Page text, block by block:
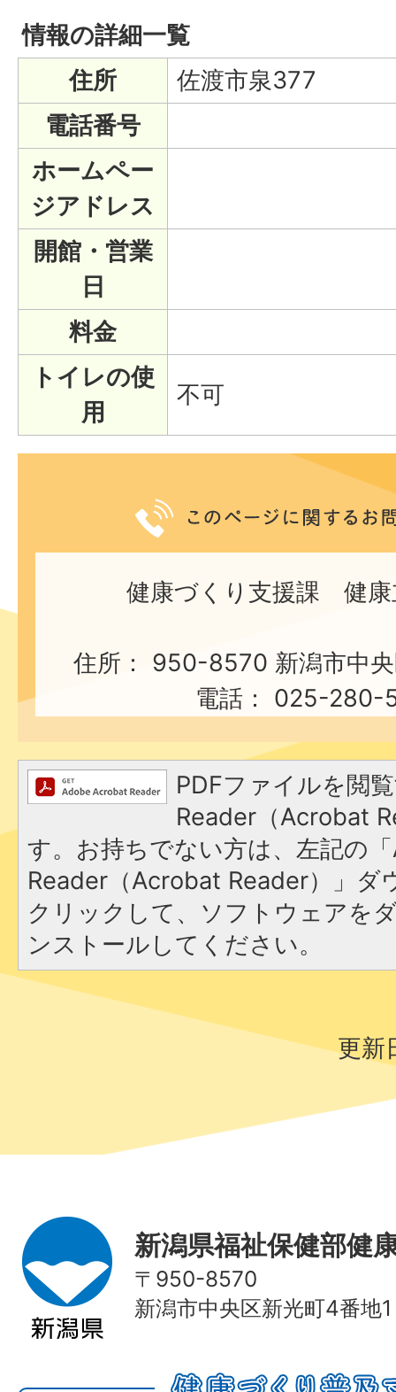
情報の詳細一覧
住所
佐渡市泉377
電話番号
ホームペー
ジアドレス
開館・営業
日
料金
トイレの使
用
不可
健康づくり支援課 健康
住所： 950-8570 新潟市中
電話： 025-280-
PDFファイルを閲
Reader（Acrobat
す。お持ちでない方は、左記の
Reader（Acrobat Reader）」ダ
クリックして、ソフトウェアを
ンストールしてください。
更新
新潟県福祉保健部健
〒950-8570
新潟市中央区新光町4番地1